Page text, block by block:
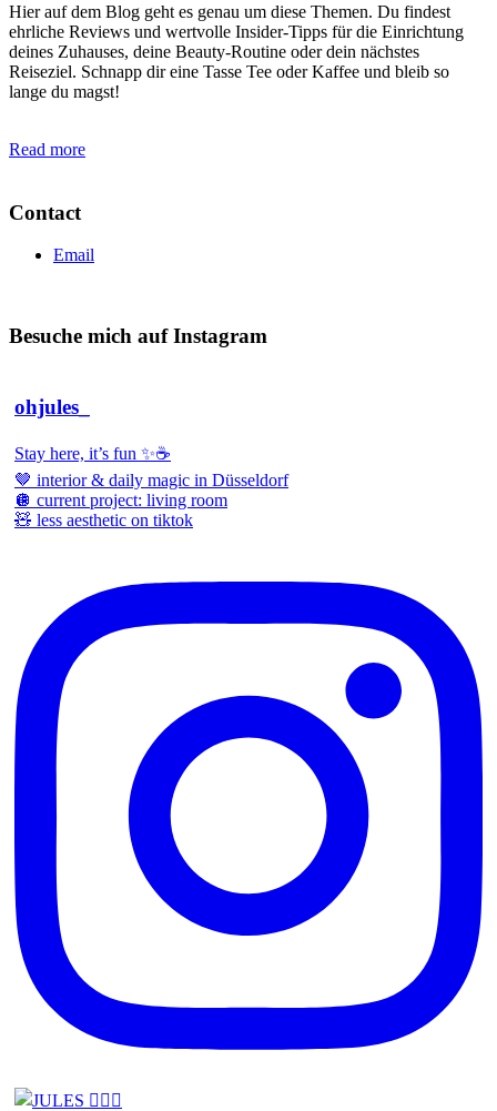
Hier auf dem Blog geht es genau um diese Themen. Du findest
ehrliche Reviews und wertvolle Insider-Tipps für die Einrichtung
deines Zuhauses, deine Beauty-Routine oder dein nächstes
Reiseziel. Schnapp dir eine Tasse Tee oder Kaffee und bleib so
lange du magst!
Read more
Contact
Email
Besuche mich auf Instagram
ohjules_
Stay here, it’s fun ✨☕️
🤎 interior & daily magic in Düsseldorf
🪩 current project: living room
🧸 less aesthetic on tiktok